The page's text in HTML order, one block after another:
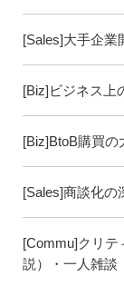
[Sales]大手企業
[Biz]ビジネス上
[Biz]BtoB購買の
[Sales]商談化の
[Commu]クリテ
説）・一人雑談